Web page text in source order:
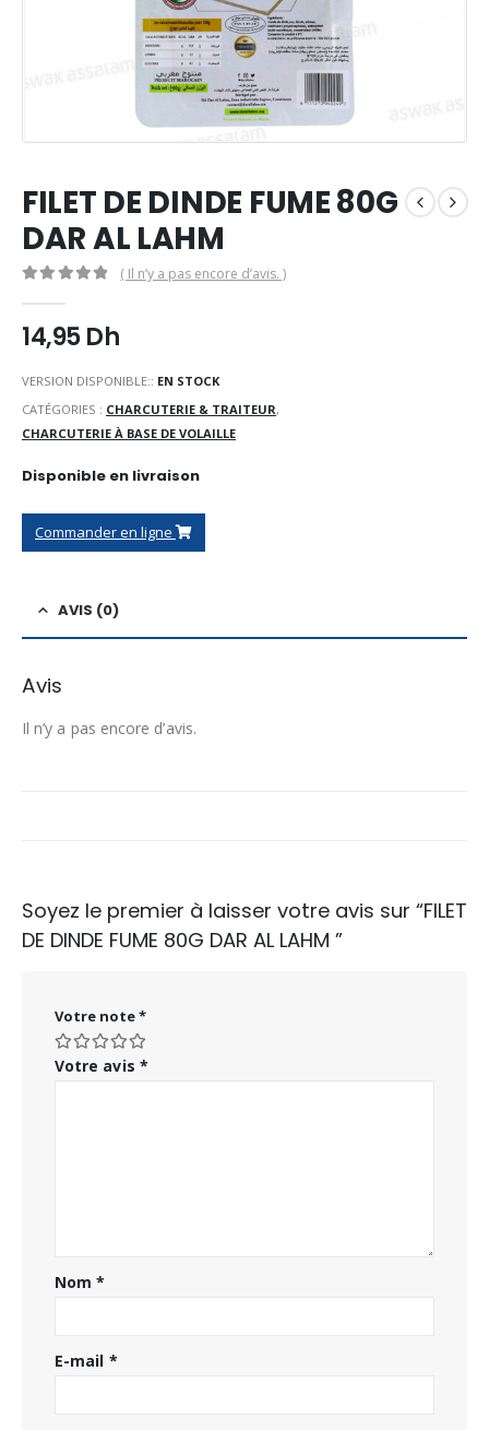
FILET DE DINDE FUME 80G
DAR AL LAHM
( Il n’y a pas encore d’avis. )
14,95Dh
VERSION DISPONIBLE:: EN STOCK
CATÉGORIES : CHARCUTERIE & TRAITEUR,
CHARCUTERIE À BASE DE VOLAILLE
Disponible en livraison
Commander en ligne
AVIS (0)
Avis
Il n’y a pas encore d’avis.
Soyez le premier à laisser votre avis sur “FILET
DE DINDE FUME 80G DAR AL LAHM ”
Votre note*
Votre avis *
Nom*
E-mail *